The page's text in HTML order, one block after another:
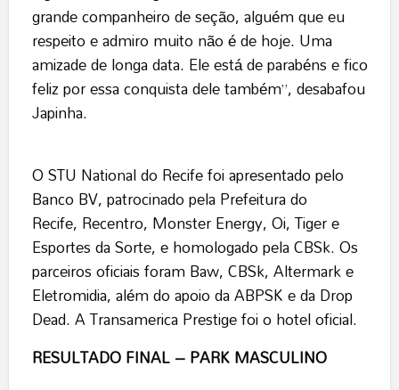
grande companheiro de seção, alguém que eu
respeito e admiro muito não é de hoje. Uma
amizade de longa data. Ele está de parabéns e fico
feliz por essa conquista dele também”, desabafou
Japinha.
O STU National do Recife foi apresentado pelo
Banco BV, patrocinado pela Prefeitura do
Recife, Recentro, Monster Energy, Oi, Tiger e
Esportes da Sorte, e homologado pela CBSk. Os
parceiros oficiais foram Baw, CBSk, Altermark e
Eletromidia, além do apoio da ABPSK e da Drop
Dead. A Transamerica Prestige foi o hotel oficial.
RESULTADO FINAL – PARK MASCULINO